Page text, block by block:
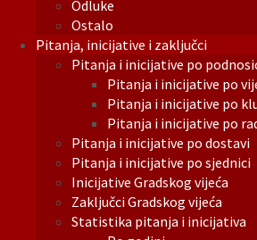
Odluke
Ostalo
Pitanja, inicijative i zaključci
Pitanja i inicijative po
Pitanja i inicijative po
Pitanja i inicijative po
Pitanja i inicijative po
Pitanja i inicijative po dostavi
Pitanja i inicijative po sjednici
Inicijative Gradskog vijeća
Zaključci Gradskog vijeća
Statistika pitanja i inicijativa